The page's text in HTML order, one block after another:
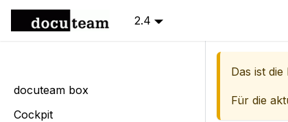
2.4
docuteam box
Cockpit
Das ist
Für die